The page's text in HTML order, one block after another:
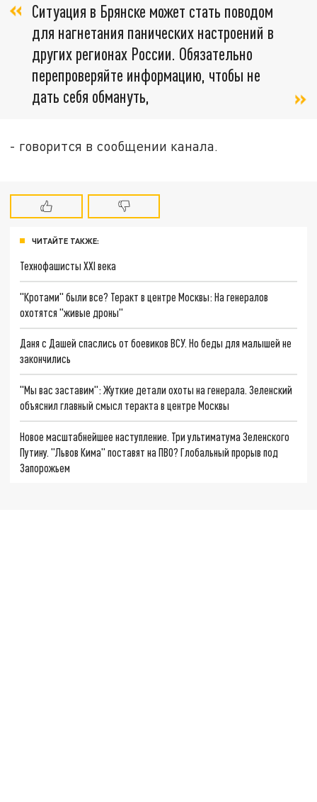
Ситуация в Брянске может стать поводом
для нагнетания панических настроений в
других регионах России. Обязательно
перепроверяйте информацию, чтобы не
дать себя обмануть,
- говорится в сообщении канала.
ЧИТАЙТЕ ТАКЖЕ:
Технофашисты XXI века
"Кротами" были все? Теракт в центре Москвы: На генералов
охотятся "живые дроны"
Даня с Дашей спаслись от боевиков ВСУ. Но беды для малышей не
закончились
"Мы вас заставим": Жуткие детали охоты на генерала. Зеленский
объяснил главный смысл теракта в центре Москвы
Новое масштабнейшее наступление. Три ультиматума Зеленского
Путину. "Львов Кима" поставят на ПВО? Глобальный прорыв под
Запорожьем